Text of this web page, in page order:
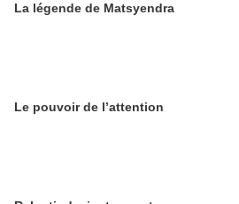
La légende de Matsyendra
Le pouvoir de l’attention